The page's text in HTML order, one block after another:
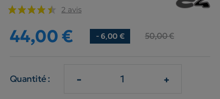
2 avis
44,00 € - 6,00 € 50,00 €
Quantité : - +